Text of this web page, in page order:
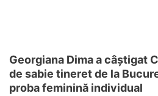
Georgiana Dima a câștigat
de sabie tineret de la
proba feminină individual